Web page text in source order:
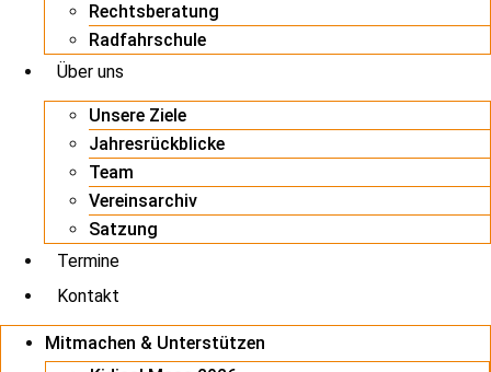
Rechtsberatung
Radfahrschule
Über uns
Unsere Ziele
Jahresrückblicke
Team
Vereinsarchiv
Satzung
Termine
Kontakt
Mitmachen & Unterstützen